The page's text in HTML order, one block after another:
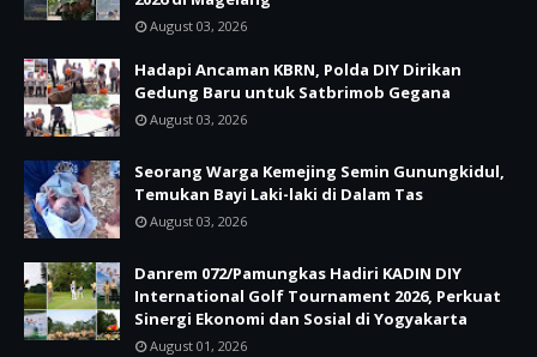
August 03, 2026
Hadapi Ancaman KBRN, Polda DIY Dirikan
Gedung Baru untuk Satbrimob Gegana
August 03, 2026
Seorang Warga Kemejing Semin Gunungkidul,
Temukan Bayi Laki-laki di Dalam Tas
August 03, 2026
Danrem 072/Pamungkas Hadiri KADIN DIY
International Golf Tournament 2026, Perkuat
Sinergi Ekonomi dan Sosial di Yogyakarta
August 01, 2026